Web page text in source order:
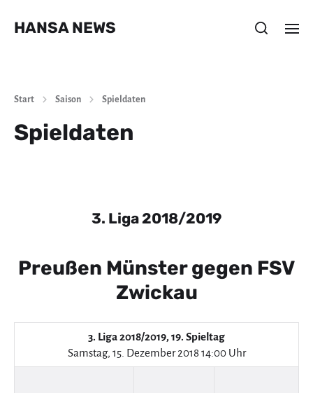
HANSA NEWS
Start Saison Spieldaten
Spieldaten
3. Liga 2018/2019
Preußen Münster gegen FSV
Zwickau
3. Liga 2018/2019, 19. Spieltag
Samstag, 15. Dezember 2018 14:00 Uhr